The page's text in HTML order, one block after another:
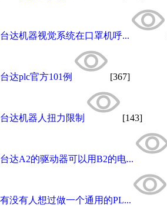
台达机器视觉系统在口罩机呼...
台达plc官方101例 [367]
台达机器人扭力限制 [143]
台达A2的驱动器可以用B2的电...
有没有人想过做一个通用的PL...